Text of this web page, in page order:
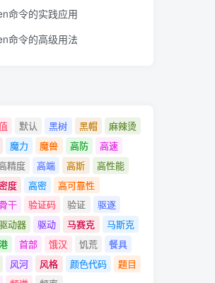
命令的实践应用
命令的高级用法
Screen窗口
默认 黑树 黑帽
麻辣烫
魔力 魔兽 高防
高速
精度 高端 高斯
高性能
度 高密
高可靠性
骨干 验证码 验证
驱逐
动器 驱动 马赛克
马斯克
首部 饿汉 饥荒
餐具
风河 风格 颜色代码
题目